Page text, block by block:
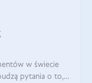
w świecie
pytania o to,